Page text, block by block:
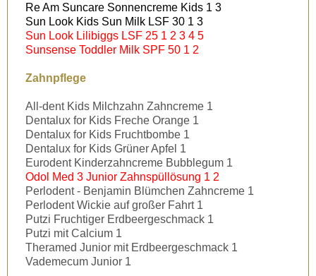
Re Am Suncare Sonnencreme Kids 1 3
Sun Look Kids Sun Milk LSF 30 1 3
Sun Look Lilibiggs LSF 25 1 2 3 4 5
Sunsense Toddler Milk SPF 50 1 2
Zahnpflege
All-dent Kids Milchzahn Zahncreme 1
Dentalux for Kids Freche Orange 1
Dentalux for Kids Fruchtbombe 1
Dentalux for Kids Grüner Apfel 1
Eurodent Kinderzahncreme Bubblegum 1
Odol Med 3 Junior Zahnspüllösung 1 2
Perlodent - Benjamin Blümchen Zahncreme 1
Perlodent Wickie auf großer Fahrt 1
Putzi Fruchtiger Erdbeergeschmack 1
Putzi mit Calcium 1
Theramed Junior mit Erdbeergeschmack 1
Vademecum Junior 1